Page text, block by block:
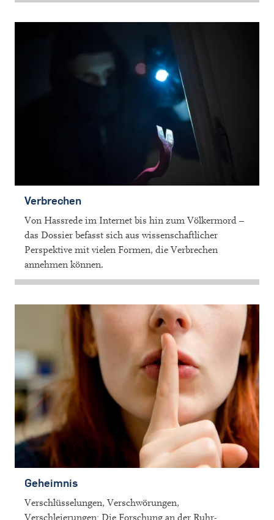
Verbrechen
Von Hassrede im Internet bis hin zum Völkermord –
das Dossier befasst sich aus wissenschaftlicher
Perspektive mit vielen Formen, die Verbrechen
annehmen können.
Geheimnis
Verschlüsselungen, Verschwörungen,
Verschleierungen: Die Forschung an der Ruhr-